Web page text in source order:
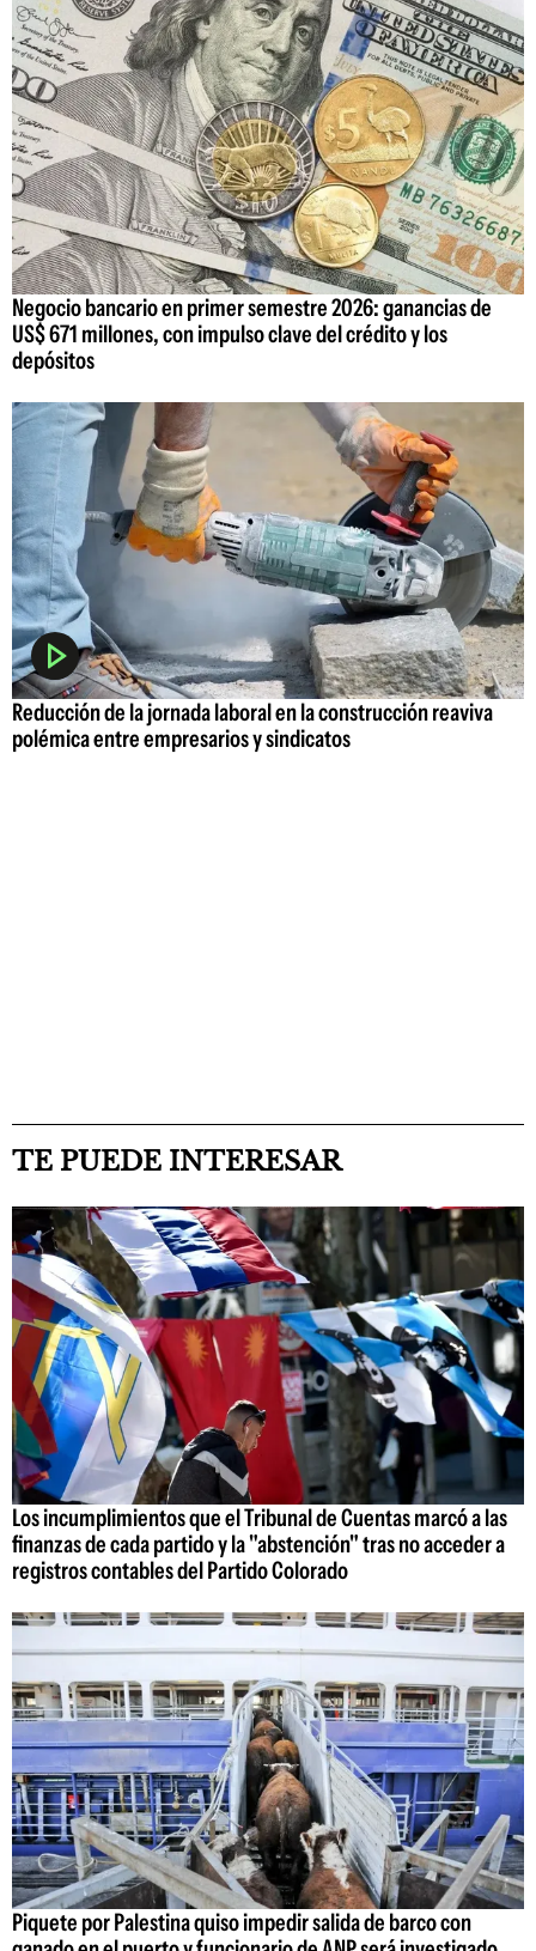
Negocio bancario en primer semestre 2026: ganancias de
US$ 671 millones, con impulso clave del crédito y los
depósitos
Reducción de la jornada laboral en la construcción reaviva
polémica entre empresarios y sindicatos
TE PUEDE INTERESAR
Los incumplimientos que el Tribunal de Cuentas marcó a las
finanzas de cada partido y la "abstención" tras no acceder a
registros contables del Partido Colorado
Piquete por Palestina quiso impedir salida de barco con